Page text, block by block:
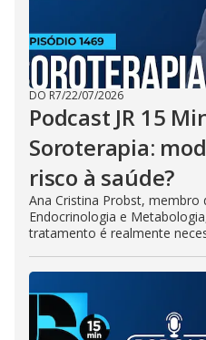
DO R7/22/07/2026
Podcast JR 15
Soroterapia:
risco à saúde?
Ana Cristina Probst, membro
Endocrinologia e
tratamento é realmente